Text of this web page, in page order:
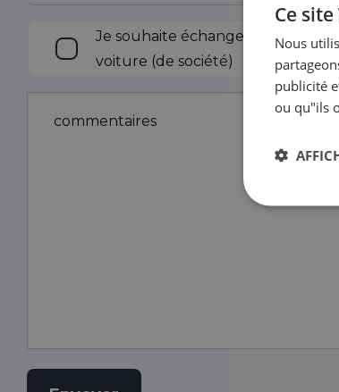
ÉchangerJe souhaite échanger une
voiture (de société)
commentaires
Ce
Nous
publicité
ou qu"ils